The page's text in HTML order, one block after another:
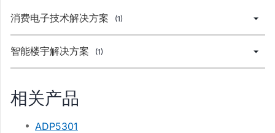
消费电子技术解决方案 (1)
智能楼宇解决方案 (1)
相关产品
ADP5301